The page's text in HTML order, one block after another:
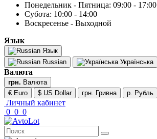
Понедельник - Пятница: 09:00 - 17:00
Субота: 10:00 - 14:00
Воскресенье - Выходной
Язык
Язык
Russian
Українська
Валюта
грн. Валюта
€ Euro
$ US Dollar грн. Гривна р. Рубль
Личный кабинет
0 0 0